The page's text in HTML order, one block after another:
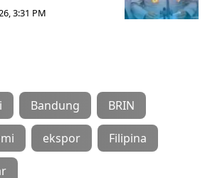
3:31 PM
Bandung BRIN
ekspor Filipina